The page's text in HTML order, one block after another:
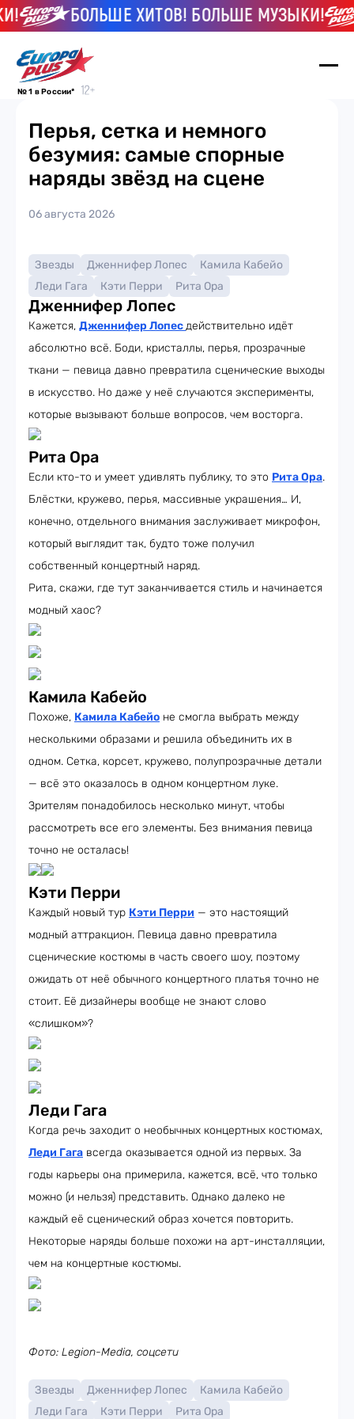
БОЛЬШЕ ХИТОВ! БОЛЬШЕ МУЗЫКИ!
№ 1 в России*
Перья, сетка и немного
безумия: самые спорные
наряды звёзд на сцене
06 августа 2026
Звезды Дженнифер Лопес
Камила Кабейо
Леди Гага
Кэти Перри Рита Ора
Дженнифер Лопес
Кажется, Дженнифер Лопесдействительно идёт
абсолютно всё. Боди, кристаллы, перья, прозрачные
ткани — певица давно превратила сценические выходы
в искусство. Но даже у неё случаются эксперименты,
которые вызывают больше вопросов, чем восторга.
Рита Ора
Если кто-то и умеет удивлять публику, то это Рита Ора.
Блёстки, кружево, перья, массивные украшения… И,
конечно, отдельного внимания заслуживает микрофон,
который выглядит так, будто тоже получил
собственный концертный наряд.
Рита, скажи, где тут заканчивается стиль и начинается
модный хаос?
Камила Кабейо
Похоже, Камила Кабейо не смогла выбрать между
несколькими образами и решила объединить их в
одном. Сетка, корсет, кружево, полупрозрачные детали
— всё это оказалось в одном концертном луке.
Зрителям понадобилось несколько минут, чтобы
рассмотреть все его элементы. Без внимания певица
точно не осталась!
Кэти Перри
Каждый новый тур Кэти Перри — это настоящий
модный аттракцион. Певица давно превратила
сценические костюмы в часть своего шоу, поэтому
ожидать от неё обычного концертного платья точно не
стоит. Её дизайнеры вообще не знают слово
«слишком»?
Леди Гага
Когда речь заходит о необычных концертных костюмах,
Леди Гага всегда оказывается одной из первых. За
годы карьеры она примерила, кажется, всё, что только
можно (и нельзя) представить. Однако далеко не
каждый её сценический образ хочется повторить.
Некоторые наряды больше похожи на арт-инсталляции,
чем на концертные костюмы.
Фото: Legion-Media, соцсети
Звезды Дженнифер Лопес
Камила Кабейо
Леди Гага
Кэти Перри Рита Ора